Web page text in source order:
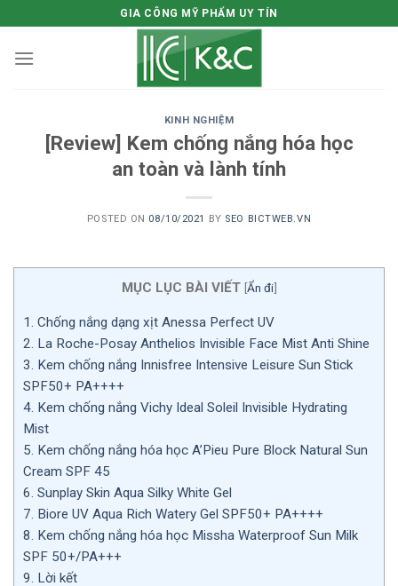
to
content
GIA CÔNG MỸ PHẨM UY TÍN
KINH NGHIỆM
[Review] Kem chống nắng hóa học
an toàn và lành tính
POSTED ON 08/10/2021 BY SEO BICTWEB.VN
MỤC LỤC BÀI VIẾT [Ẩn đi]
1. Chống nắng dạng xịt Anessa Perfect UV
2. La Roche-Posay Anthelios Invisible Face Mist Anti Shine
3. Kem chống nắng Innisfree Intensive Leisure Sun Stick
SPF50+ PA++++
4. Kem chống nắng Vichy Ideal Soleil Invisible Hydrating
Mist
5. Kem chống nắng hóa học A’Pieu Pure Block Natural Sun
Cream SPF 45
6. Sunplay Skin Aqua Silky White Gel
7. Biore UV Aqua Rich Watery Gel SPF50+ PA++++
8. Kem chống nắng hóa học Missha Waterproof Sun Milk
SPF 50+/PA+++
9. Lời kết